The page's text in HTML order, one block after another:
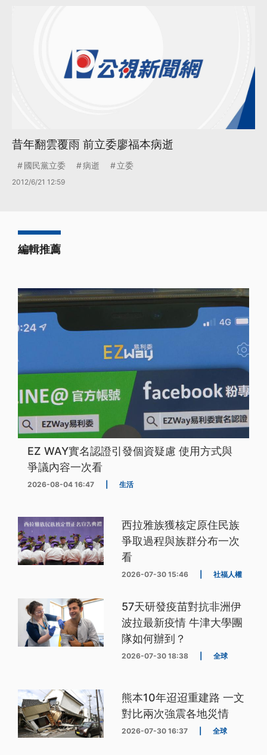
昔年翻雲覆雨 前立委廖福本病逝
國民黨立委 病逝 立委
2012/6/21 12:59
編輯推薦
EZ WAY實名認證引發個資疑慮 使用方式與
爭議內容一次看
2026-08-04 16:47 生活
西拉雅族獲核定原住民族
爭取過程與族群分布一次
看
2026-07-30 15:46 社福人權
57天研發疫苗對抗非洲伊
波拉最新疫情 牛津大學團
隊如何辦到？
2026-07-30 18:38 全球
熊本10年迢迢重建路 一文
對比兩次強震各地災情
2026-07-30 16:37 全球